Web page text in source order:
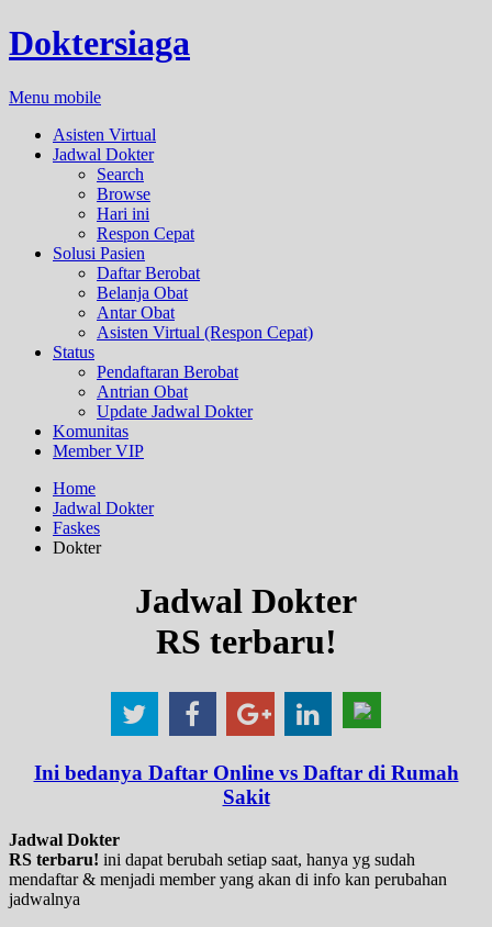
Doktersiaga
Menu mobile
Asisten Virtual
Jadwal Dokter
Search
Browse
Hari ini
Respon Cepat
Solusi Pasien
Daftar Berobat
Belanja Obat
Antar Obat
Asisten Virtual (Respon Cepat)
Status
Pendaftaran Berobat
Antrian Obat
Update Jadwal Dokter
Komunitas
Member VIP
Home
Jadwal Dokter
Faskes
Dokter
Jadwal Dokter
RS terbaru!
Ini bedanya Daftar Online vs Daftar di Rumah
Sakit
Jadwal Dokter
RS terbaru! ini dapat berubah setiap saat, hanya yg sudah
mendaftar & menjadi member yang akan di info kan perubahan
jadwalnya